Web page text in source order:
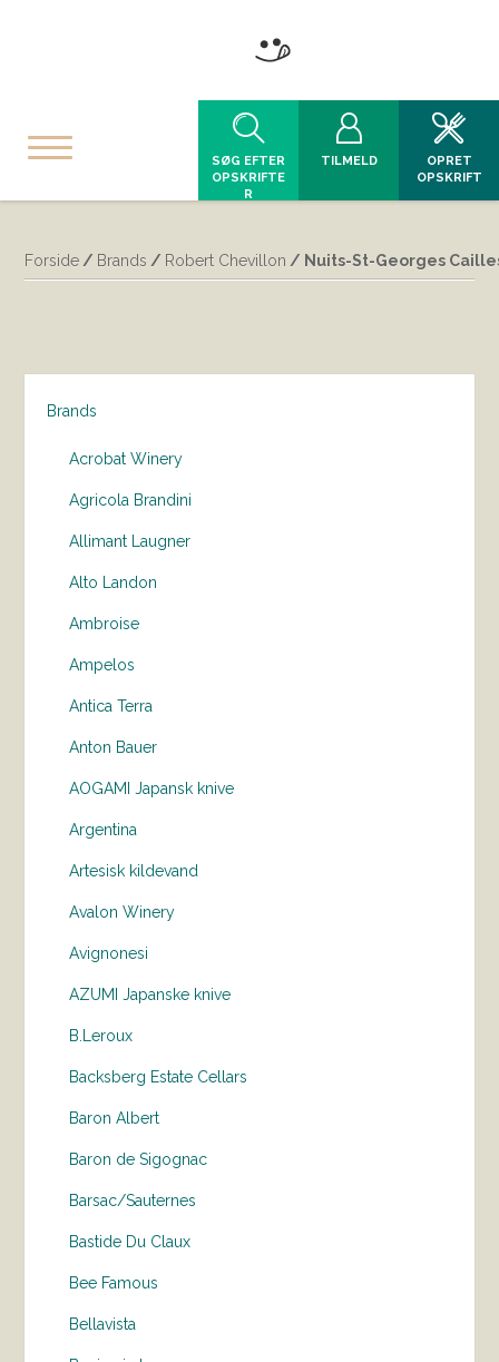
SØG EFTER
OPSKRIFTE
R
TILMELD
OPRET
OPSKRIFT
Forside / Brands / Robert Chevillon / Nuits-St-Georges
Brands
Acrobat Winery
Agricola Brandini
Allimant Laugner
Alto Landon
Ambroise
Ampelos
Antica Terra
Anton Bauer
AOGAMI Japansk knive
Argentina
Artesisk kildevand
Avalon Winery
Avignonesi
AZUMI Japanske knive
B.Leroux
Backsberg Estate Cellars
Baron Albert
Baron de Sigognac
Barsac/Sauternes
Bastide Du Claux
Bee Famous
Bellavista